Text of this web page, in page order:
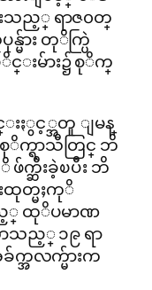
းသည့္ ရာဇ၀တ္
ား တုိက္ပြဲ
င္းမ်ား၌ စုိက္
းႏွင့္အတူ ျမန္
က္ရာသီတြင္ ဘိ
က္ဆီးခဲ့ၿပီး ဘိ
ထုတ္မႈကုိ
ည့္ ထုိပမာဏ
သည့္ ၁၉ ရာ
က္အလက္မ်ားက